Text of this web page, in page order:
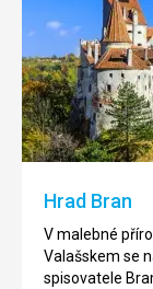
Hrad Bran
V malebné
Valašskem se
spisovatele
Hrad
Corvin
Majestátní
hrad
Corvin,
jako
vystřižený
pohádkové
situován
Pevnost
Râșnov
Pevnost
Râșnov
se
nachází
na
kopci,